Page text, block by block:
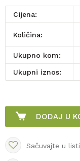
Cijena:
Količina:
Ukupno kom:
Ukupni iznos:
DODAJ U
Sačuvajte u